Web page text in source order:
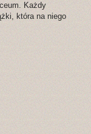
Każdy
która na niego